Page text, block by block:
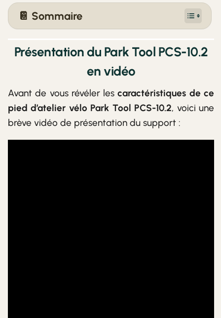
📔 Sommaire
Présentation du Park Tool PCS-10.2
en vidéo
Avant de vous révéler lescaractéristiques de ce
pied d’atelier vélo Park Tool PCS-10.2, voici une
brève vidéo de présentation du support :